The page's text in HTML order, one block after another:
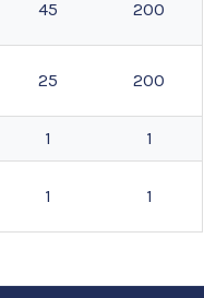
45 200
25 200
1 1
1 1